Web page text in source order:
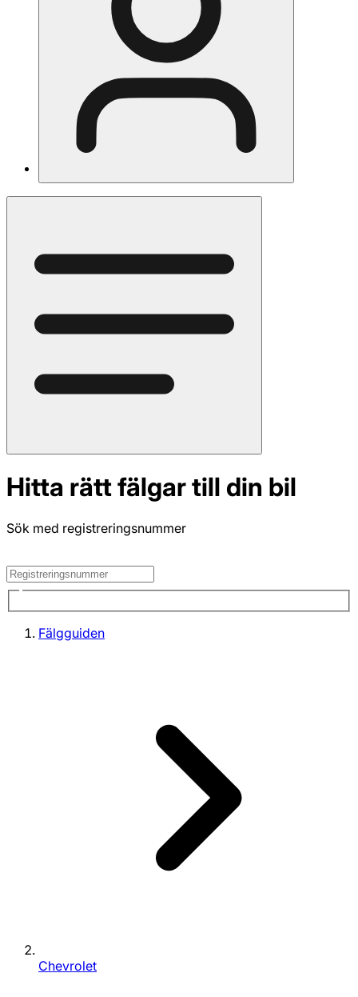
Hitta rätt fälgar till din bil
Sök med registreringsnummer
Fälgguiden
Chevrolet